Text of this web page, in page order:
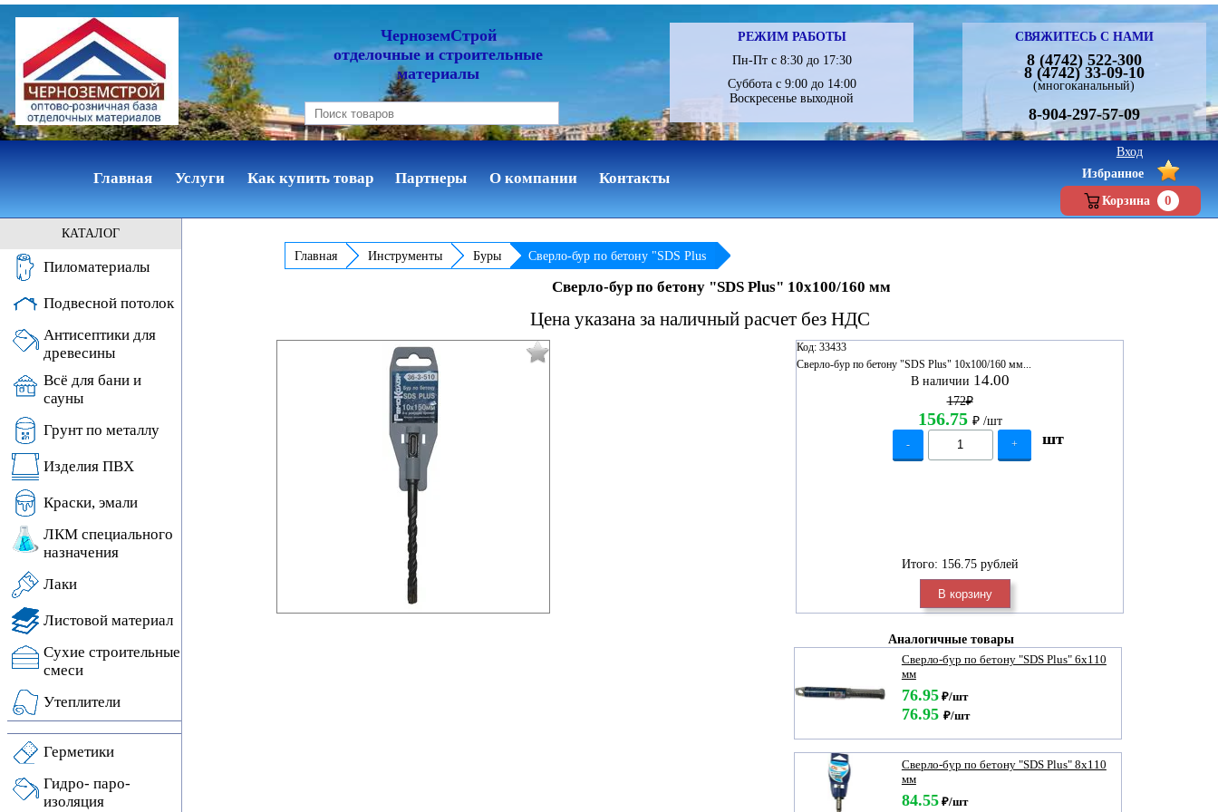
ЧерноземСтрой
отделочные и строительные
материалы
СВЯЖИТЕСЬ С НАМИ
8 (4742) 522-300
8 (4742) 33-09-10
(многоканальный)
8-904-297-57-09
РЕЖИМ РАБОТЫ
Пн-Пт с 8:30 до 17:30
Суббота с 9:00 до 14:00
Воскресенье выходной
Главная Услуги Как купить товар Партнеры О компании Контакты
Избранное
Корзина
0
Вход
КАТАЛОГ
Пиломатериалы
Подвесной потолок
Антисептики для
древесины
Всё для бани и
сауны
Грунт по металлу
Изделия ПВХ
Краски, эмали
ЛКМ специального
назначения
Лаки
Листовой материал
Сухие строительные
смеси
Утеплители
Герметики
Гидро- паро-
изоляция
Главная Инструменты Буры Сверло-бур по бетону "SDS Plus
Сверло-бур по бетону "SDS Plus" 10х100/160 мм
Цена указана за наличный расчет без НДС
Код: 33433
Сверло-бур по бетону "SDS Plus" 10х100/160 мм...
В наличии 14.00
172₽
156.75 ₽ /шт
- + шт
Итого: 156.75 рублей
В корзину
Аналогичные товары
Сверло-бур по бетону "SDS Plus" 6х110
мм
76.95₽/шт
76.95 ₽/шт
Сверло-бур по бетону "SDS Plus" 8х110
мм
84.55₽/шт